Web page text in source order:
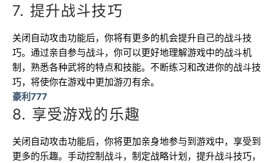
7. 提升战斗技巧
关闭自动攻击功能后，你将有更多的机会提升自己的战斗技
巧。通过亲自参与战斗，你可以更好地理解游戏中的战斗机
制，熟悉各种武将的特点和技能。不断练习和改进你的战斗技
巧，将使你在游戏中更加游刃有余。
豪利777
8. 享受游戏的乐趣
关闭自动攻击功能后，你将更加亲身地参与到游戏中，享受到
更多的乐趣。手动控制战斗，制定战略计划，提升战斗技巧，